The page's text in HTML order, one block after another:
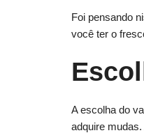
Foi pensando
você ter o
A escolha do
adquire